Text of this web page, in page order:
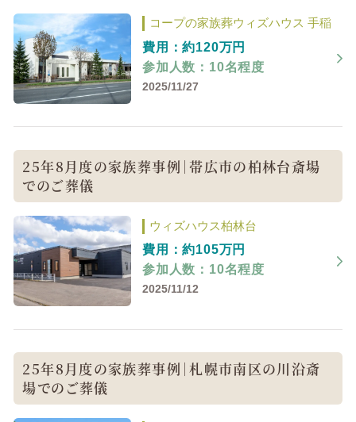
コープの家族葬ウィズハウス 手稲
費用：約120万円
参加人数：10名程度
2025/11/27
25年8月度の家族葬事例｜帯広市の柏林台斎場
でのご葬儀
ウィズハウス柏林台
費用：約105万円
参加人数：10名程度
2025/11/12
25年8月度の家族葬事例｜札幌市南区の川沿斎
場でのご葬儀